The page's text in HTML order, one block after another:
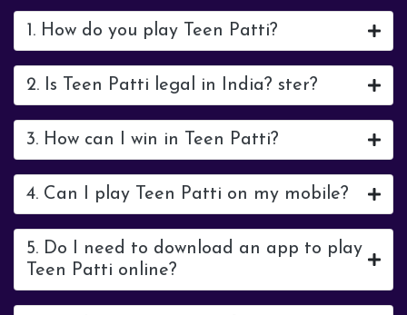
1. How do you play Teen Patti?
2. Is Teen Patti legal in India? ster?
3. How can I win in Teen Patti?
4. Can I play Teen Patti on my mobile?
5. Do I need to download an app to play
Teen Patti online?